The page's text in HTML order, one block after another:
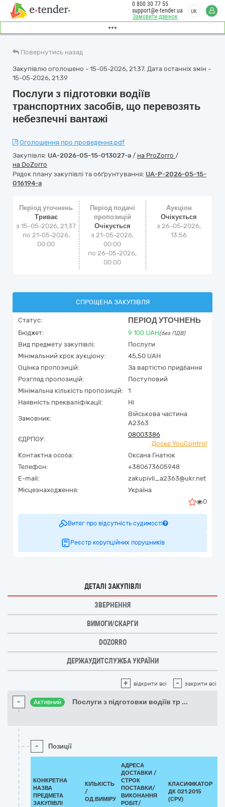
Замовити дзвінок
0 800 30 77 55
support@e-tender.ua
UK
Повернутись назад
Закупівлю оголошено - 15-05-2026, 21:37. Дата останніх змін -
15-05-2026, 21:39
Послуги з підготовки водіїв
транспортних засобів, що перевозять
небезпечні вантажі
Оголошення про проведення.pdf
Закупівля: UA-2026-05-15-013027-a / на ProZorro /
на DoZorro
Рядок плану закупівлі та обґрунтування: UA-P-2026-05-15-
016194-a
Період уточнень
Триває
з 15-05-2026, 21:37
по 21-05-2026,
00:00
Період подачі
пропозицій
Очікується
з 21-05-2026,
00:00
по 26-05-2026,
00:00
Аукціон
Очікується
з26-05-2026,
13:56
СПРОЩЕНА ЗАКУПІВЛЯ
Статус: ПЕРІОД УТОЧНЕНЬ
Бюджет: 9 100 UAH(без ПДВ)
Вид предмету закупівлі:
Послуги
Мінімальний крок аукціону:
45,50 UAH
Оцінка пропозицій:
За вартістю придбання
Розгляд пропозицій:
Поступовий
Мінімальна кількість пропозицій:
1
Наявність прекваліфікації:
Ні
Замовник:
Військова частина
А2363
ЄДРПОУ:
08003386
Досьє YouControl
Контактна особа:
Оксана Гнатюк
Телефон:
+380673605948
E-mail:
zakupivli_a2363@ukr.net
Місцезнаходження:
Україна
0
Витяг про відсутність судимості
Реєстр корупційних порушників
ДЕТАЛІ ЗАКУПІВЛІ
ЗВЕРНЕННЯ
ВИМОГИ/СКАРГИ
DOZORRO
ДЕРЖАУДИТСЛУЖБА УКРАЇНИ
+ відкрити всі - закрити всі
- Активний Послуги з підготовки водіїв тр ...
- Позиції
КОНКРЕТНА
НАЗВА
ПРЕДМЕТА
ЗАКУПІВЛІ
КІЛЬКІСТЬ
/
ОД.ВИМІРУ
АДРЕСА
ДОСТАВКИ /
СТРОК
ПОСТАВКИ/
ВИКОНАННЯ
РОБІТ/
КЛАСИФІКАТОР
ДК 021:2015
(CPV)